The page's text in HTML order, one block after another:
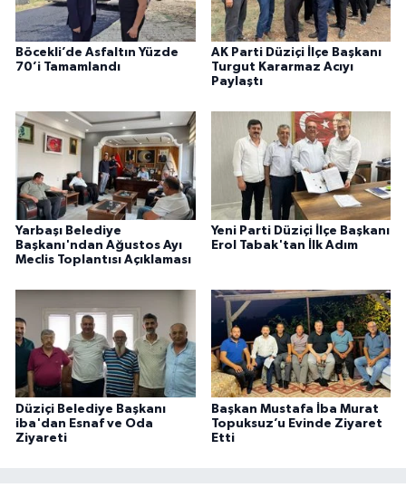
Böcekli’de Asfaltın Yüzde
70’i Tamamlandı
AK Parti Düziçi İlçe Başkanı
Turgut Kararmaz Acıyı
Paylaştı
Yarbaşı Belediye
Başkanı'ndan Ağustos Ayı
Meclis Toplantısı Açıklaması
Yeni Parti Düziçi İlçe Başkanı
Erol Tabak'tan İlk Adım
Düziçi Belediye Başkanı
iba'dan Esnaf ve Oda
Ziyareti
Başkan Mustafa İba Murat
Topuksuz’u Evinde Ziyaret
Etti